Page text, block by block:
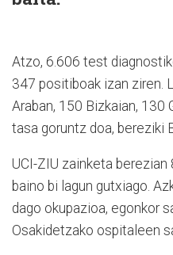
Atzo, 6.606 test
347 positiboak izan ziren.
Araban, 150 Bizkaian, 130
tasa goruntz doa, bereziki
UCI-ZIU zainketa
baino bi lagun gutxiago.
dago okupazioa, egonkor
Osakidetzako ospitaleen